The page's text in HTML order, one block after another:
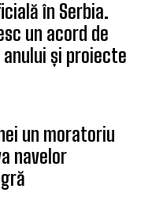
în Serbia.
un acord de
anului și proiecte
un moratoriu
navelor